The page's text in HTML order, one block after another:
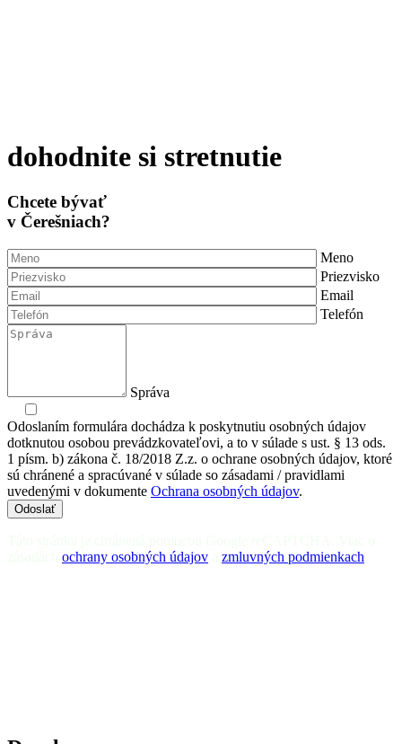
dohodnite si stretnutie
Chcete bývať
v Čerešniach?
Meno
Priezvisko
Email
Telefón
Správa
Odoslaním formulára dochádza k poskytnutiu osobných údajov
dotknutou osobou prevádzkovateľovi, a to v súlade s ust. § 13 ods.
1 písm. b) zákona č. 18/2018 Z.z. o ochrane osobných údajov, ktoré
sú chránené a spracúvané v súlade so zásadami / pravidlami
uvedenými v dokumente Ochrana osobných údajov.
Odoslať
ochrany osobných údajov zmluvných podmienkach